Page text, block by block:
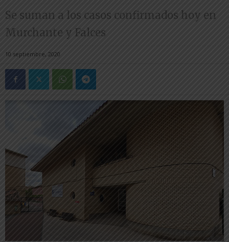
Se suman a los casos confirmados hoy en
Murchante y Falces
10 septiembre, 2020